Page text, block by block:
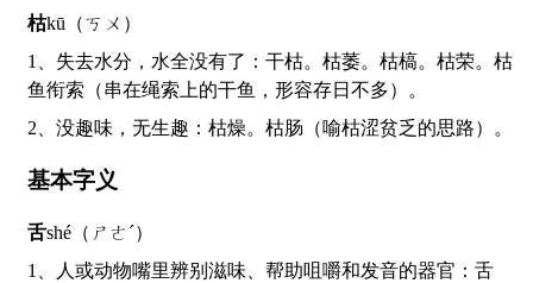
枯kū（ㄎㄨ）
1、失去水分，水全没有了：干枯。枯萎。枯槁。枯荣。枯
鱼衔索（串在绳索上的干鱼，形容存日不多）。
2、没趣味，无生趣：枯燥。枯肠（喻枯涩贫乏的思路）。
基本字义
舌shé（ㄕㄜˊ）
1、人或动物嘴里辨别滋味、帮助咀嚼和发音的器官：舌